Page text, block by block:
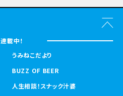
連載中！
うみねこだより
BUZZ OF BEER
人生相談！スナック汁婆